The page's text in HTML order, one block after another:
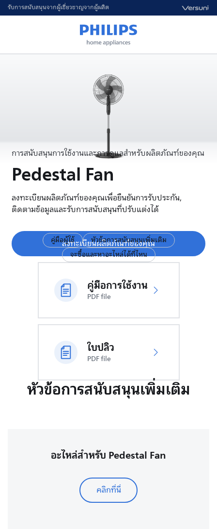
รับการสนับสนุนจากผู้เชี่ยวชาญจากผู้ผลิต
การสนับสนุนการใช้งานและการดูแลสำหรับผลิตภัณฑ์ของคุณ
Pedestal Fan
ลงทะเบียนผลิตภัณฑ์ของคุณเพื่อยืนยันการรับประกัน,
ติดตามข้อมูลและรับการสนับสนุนที่ปรับแต่งได้
ลงทะเบียนผลิตภัณฑ์ของคุณ
คู่มือผู้ใช้
หัวข้อการสนับสนุนเพิ่มเติม
จะซื้อและหาอะไหล่ได้ที่ไหน
คู่มือการใช้งาน
PDF file
ใบปลิว
PDF file
หัวข้อการสนับสนุนเพิ่มเติม
อะไหล่สำหรับ Pedestal Fan
คลิกที่นี่